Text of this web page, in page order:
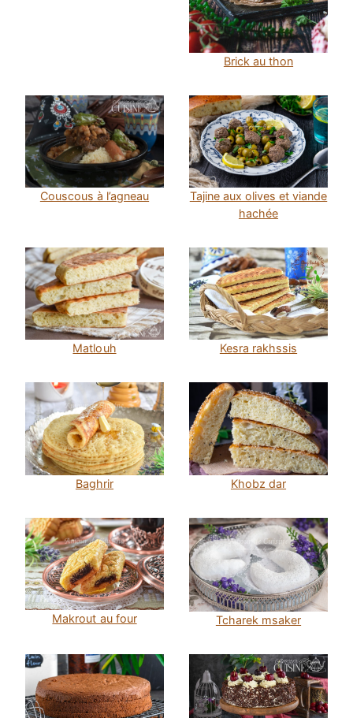
Brick au thon
Couscous à l’agneau
Tajine aux olives et viande
hachée
Matlouh Kesra rakhssis
Baghrir Khobz dar
Makrout au four Tcharek msaker